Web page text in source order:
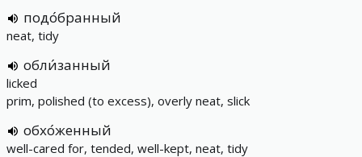
подо́бранный
neat, tidy
обли́занный
licked
prim, polished (to excess), overly neat, slick
обхо́женный
well-cared for, tended, well-kept, neat, tidy